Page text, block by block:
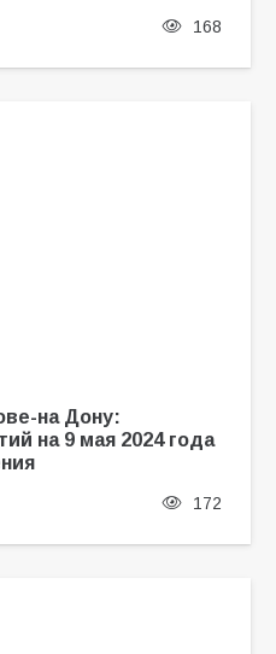
168
на Дону:
на 9 мая 2024 года
172